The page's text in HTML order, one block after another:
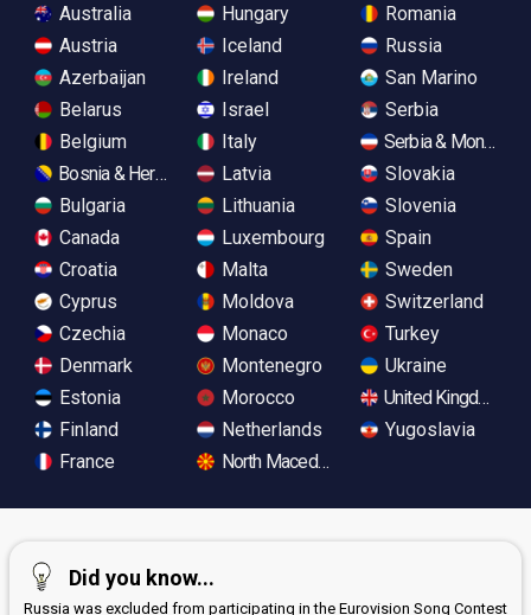
Australia
Austria
Azerbaijan
Belarus
Belgium
Bosnia & Herzegovina
Bulgaria
Canada
Croatia
Cyprus
Czechia
Denmark
Estonia
Finland
France
Hungary
Iceland
Ireland
Israel
Italy
Latvia
Lithuania
Luxembourg
Malta
Moldova
Monaco
Montenegro
Morocco
Netherlands
North Macedonia
Romania
Russia
San Marino
Serbia
Serbia &
Slovakia
Slovenia
Spain
Sweden
Switzerland
Turkey
Ukraine
United Kingdom
Yugoslavia
Did you know...
Russia was excluded from participating in the Eurovision Song Contest